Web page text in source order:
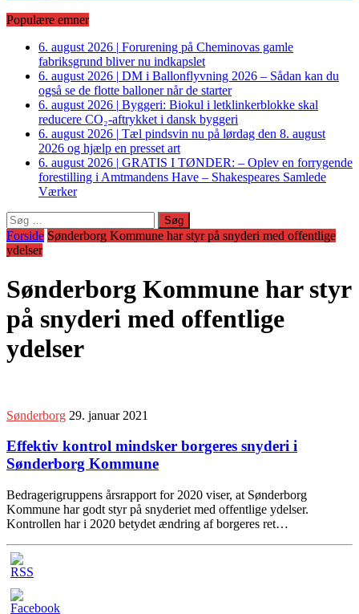
Populære emner
6. august 2026 | Forurening på Cheminovas gamle
fabriksgrund bliver nu indkapslet
6. august 2026 | DM i Ballonflyvning 2026 – Sådan kan du
også se de flotte balloner når de starter
6. august 2026 | Byggeri: Biokul i letklinkerblokke skal
reducere CO₂-aftrykket i dansk byggeri
6. august 2026 | Tæl pindsvin nu på lørdag den 8. august
2026 og hjælp en presset art
6. august 2026 | GRATIS I TØNDER: – Oplev en forrygende
forestilling i Amtmandens Have – Shakespeares Samlede
Værker
Søg
efter:
Forside Sønderborg Kommune har styr på snyderi med offentlige
ydelser
Sønderborg Kommune har styr
på snyderi med offentlige
ydelser
Sønderborg 29. januar 2021
Effektiv kontrol mindsker borgeres snyderi i
Sønderborg Kommune
Bedragerigruppens årsrapport for 2020 viser, at Sønderborg
Kommune har godt styr på snyderiet med offentlige ydelser.
Kontrollen har i 2020 betydet ændring af borgeres ret…